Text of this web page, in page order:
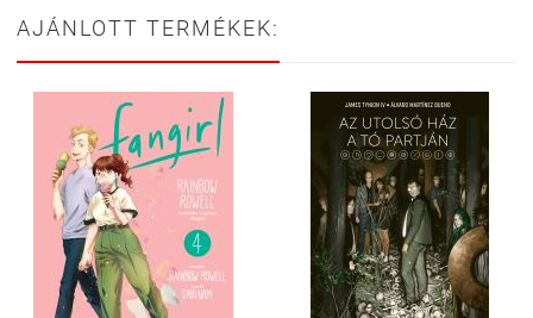
AJÁNLOTT TERMÉKEK: